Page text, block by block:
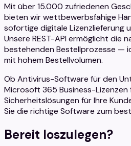
Mit über 15.000 zufriedenen
bieten wir wettbewerbsfähige
sofortige digitale Lizenzlieferung
Unsere REST-API ermöglicht die
bestehenden Bestellprozesse —
mit hohem Bestellvolumen.
Ob Antivirus-Software für den
Microsoft 365 Business-
Sicherheitslösungen für Ihre
Sie die richtige Software zum
Bereit loszulegen?